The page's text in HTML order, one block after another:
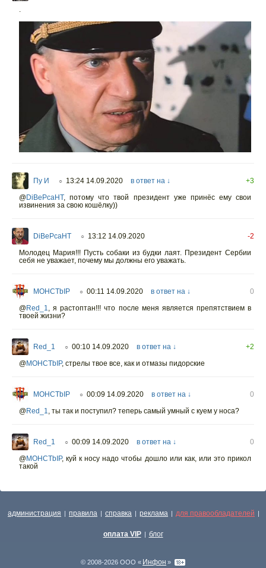
.
Пу И ○ 13:24 14.09.2020 в ответ на ↓
+3
@DiBePcaHT, потому что твой президент уже принёс ему свои
извинения за свою кошёлку))
DiBePcaHT ○ 13:12 14.09.2020
-2
Молодец Мария!!! Пусть собаки из будки лаят. Президент Сербии
себя не уважает, почему мы должны его уважать.
MOHCTbIP ○ 00:11 14.09.2020 в ответ на ↓
0
@Red_1, я растоптан!!! что после меня является препятствием в
твоей жизни?
Red_1 ○ 00:10 14.09.2020 в ответ на ↓
+2
@MOHCTbIP, стрелы твое все, как и отмазы пидорские
MOHCTbIP ○ 00:09 14.09.2020 в ответ на ↓
0
@Red_1, ты так и поступил? теперь самый умный с куем у носа?
Red_1 ○ 00:09 14.09.2020 в ответ на ↓
0
@MOHCTbIP, куй к носу надо чтобы дошло или как, или это прикол
такой
администрация | правила | справка | реклама | для правообладателей |
оплата VIP | блог
© 2008-2026 ООО « Инфон »